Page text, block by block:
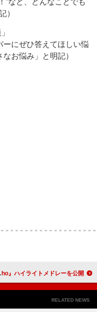
”など、どんなことでも
）
にぜひ答えてほしい悩
お悩み」と明記）
BTSのJIN、ニューアルバム『Echo』ハイライトメドレーを公開
RELATED NEWS